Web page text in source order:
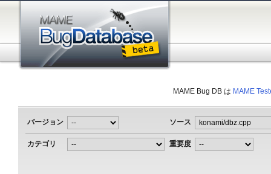
MAME Bug DB は MAME
バージョン ソース
カテゴリ 重要度